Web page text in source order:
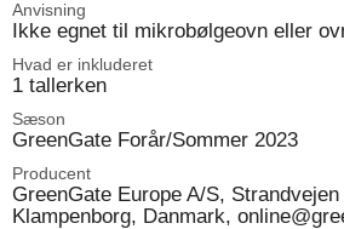
Anvisning
Ikke egnet til mikrobølgeovn eller
Hvad er inkluderet
1 tallerken
Sæson
GreenGate Forår/Sommer 2023
Producent
GreenGate Europe A/S,
Klampenborg, Danmark,